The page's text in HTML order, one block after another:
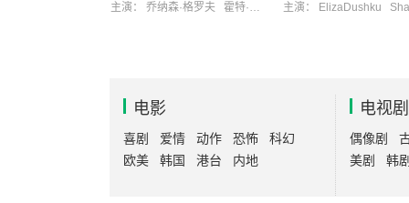
主演： 乔纳森·格罗夫 霍特·麦克卡兰尼 主演： ElizaDushku
电影
喜剧 爱情 动作 恐怖
科幻
欧美
韩国 港台 内地
电视剧
偶像剧
美剧
韩